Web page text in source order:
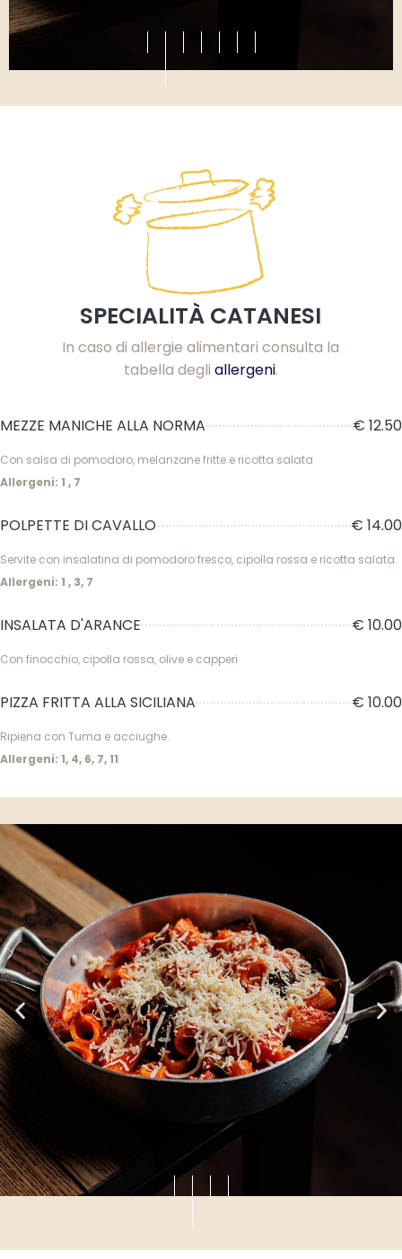
SPECIALITÀ CATANESI
In caso di allergie alimentari consulta la
tabella degli allergeni.
MEZZE MANICHE ALLA NORMA € 12.50
Con salsa di pomodoro, melanzane fritte e ricotta salata
Allergeni: 1 , 7
POLPETTE DI CAVALLO € 14.00
Servite con insalatina di pomodoro fresco, cipolla rossa e ricotta salata.
Allergeni: 1 , 3, 7
INSALATA D'ARANCE € 10.00
Con finocchio, cipolla rossa, olive e capperi
PIZZA FRITTA ALLA SICILIANA € 10.00
Ripiena con Tuma e acciughe.
Allergeni: 1, 4, 6, 7, 11